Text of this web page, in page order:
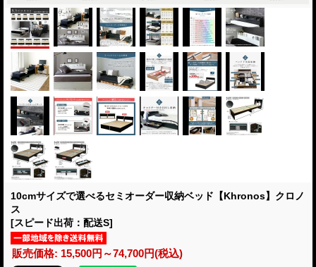
10cmサイズで選べるセミオーダー収納ベッド【Khronos】クロノ
ス
[スピード出荷：配送S]
販売価格: 15,500円～74,700円(税込)